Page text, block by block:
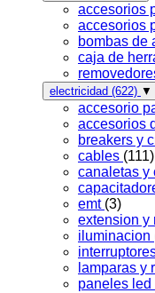
accesorios
accesorios
bombas de
caja de
electricidad (622) ▼
accesorio
accesorios
breakers y
cables (111)
canaletas y
emt (3)
extension y
iluminacion
lamparas y
paneles led